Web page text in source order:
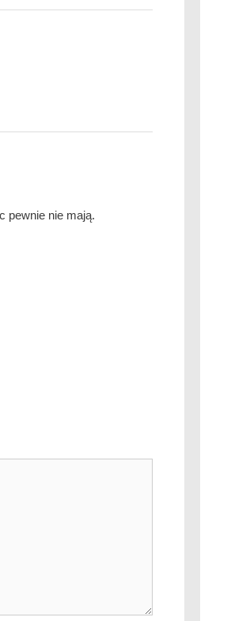
pewnie nie mają.